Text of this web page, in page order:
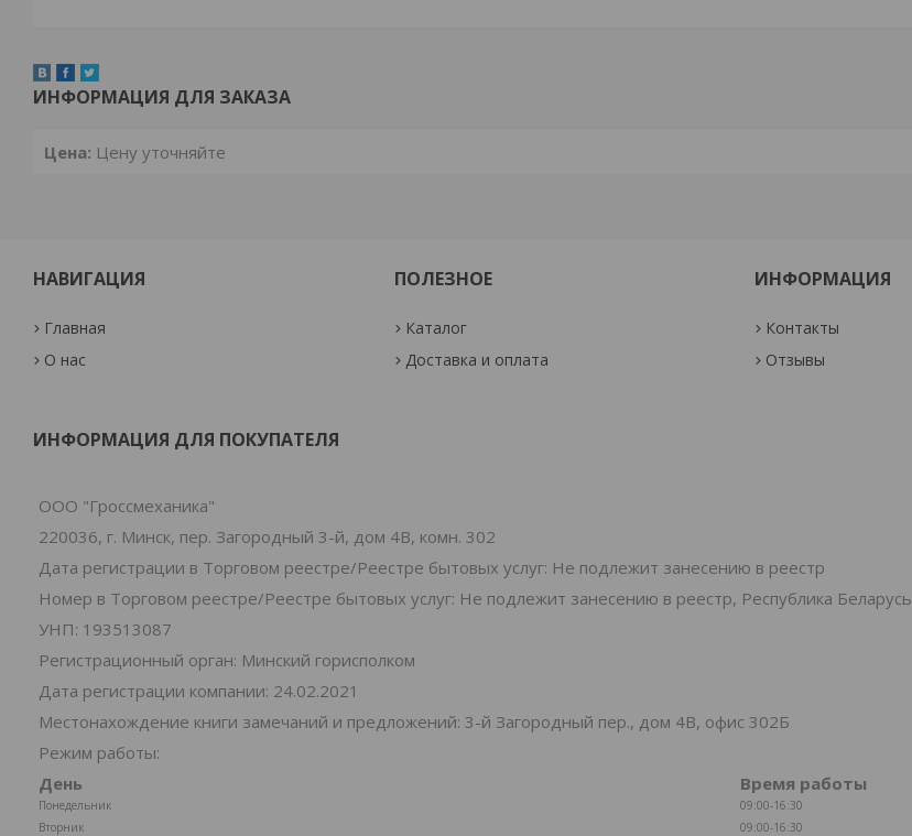
ИНФОРМАЦИЯ ДЛЯ ЗАКАЗА
Цена: Цену уточняйте
НАВИГАЦИЯ
Главная
О нас
ПОЛЕЗНОЕ
Каталог
Доставка и оплата
ИНФОРМАЦИЯ
Контакты
Отзывы
ИНФОРМАЦИЯ ДЛЯ ПОКУПАТЕЛЯ
ООО "Гроссмеханика"
220036, г. Минск, пер. Загородный 3-й, дом 4В, комн. 302
Дата регистрации в Торговом реестре/Реестре бытовых услуг: Не подлежит занесению в реестр
Номер в Торговом реестре/Реестре бытовых услуг: Не подлежит занесению в реестр, Республика Беларусь
УНП: 193513087
Регистрационный орган: Минский горисполком
Дата регистрации компании: 24.02.2021
Местонахождение книги замечаний и предложений: 3-й Загородный пер., дом 4В, офис 302Б
Режим работы:
День
Время работы
Понедельник
09:00-16:30
Вторник
09:00-16:30